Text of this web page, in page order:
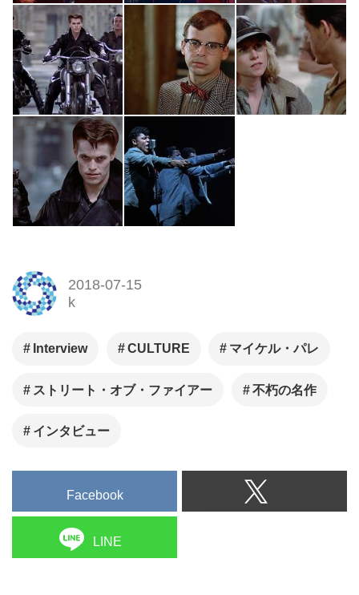
2018-07-15
k
Interview CULTURE マイケル・パレ
ストリート・オブ・ファイアー 不朽の名作
インタビュー
Facebook
LINE